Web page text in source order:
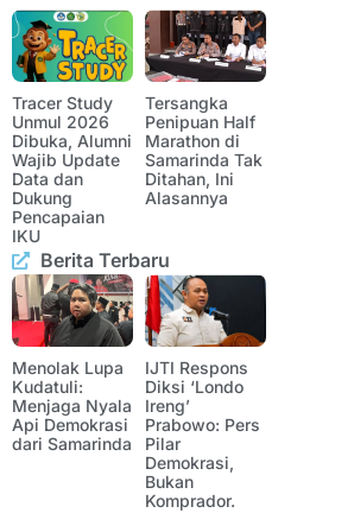
Tracer Study
Unmul 2026
Dibuka, Alumni
Wajib Update
Data dan
Dukung
Pencapaian
IKU
Tersangka
Penipuan Half
Marathon di
Samarinda Tak
Ditahan, Ini
Alasannya
Berita Terbaru
Menolak Lupa
Kudatuli:
Menjaga Nyala
Api Demokrasi
dari Samarinda
IJTI Respons
Diksi ‘Londo
Ireng’
Prabowo: Pers
Pilar
Demokrasi,
Bukan
Komprador.